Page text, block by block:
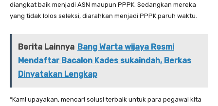
diangkat baik menjadi ASN maupun PPPK. Sedangkan mereka
yang tidak lolos seleksi, diarahkan menjadi PPPK paruh waktu.
Berita Lainnya Bang Warta wijaya Resmi
Mendaftar Bacalon Kades sukaindah, Berkas
Dinyatakan Lengkap
“Kami upayakan, mencari solusi terbaik untuk para pegawai kita